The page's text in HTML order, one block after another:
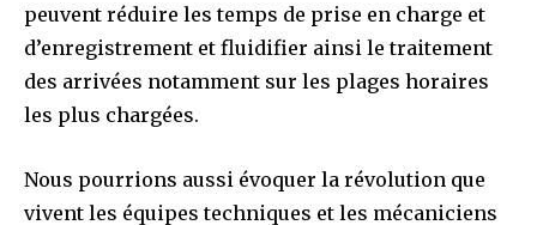
peuvent réduire les temps de prise en charge et
d’enregistrement et fluidifier ainsi le traitement
des arrivées notamment sur les plages horaires
les plus chargées.
Nous pourrions aussi évoquer la révolution que
vivent les équipes techniques et les mécaniciens